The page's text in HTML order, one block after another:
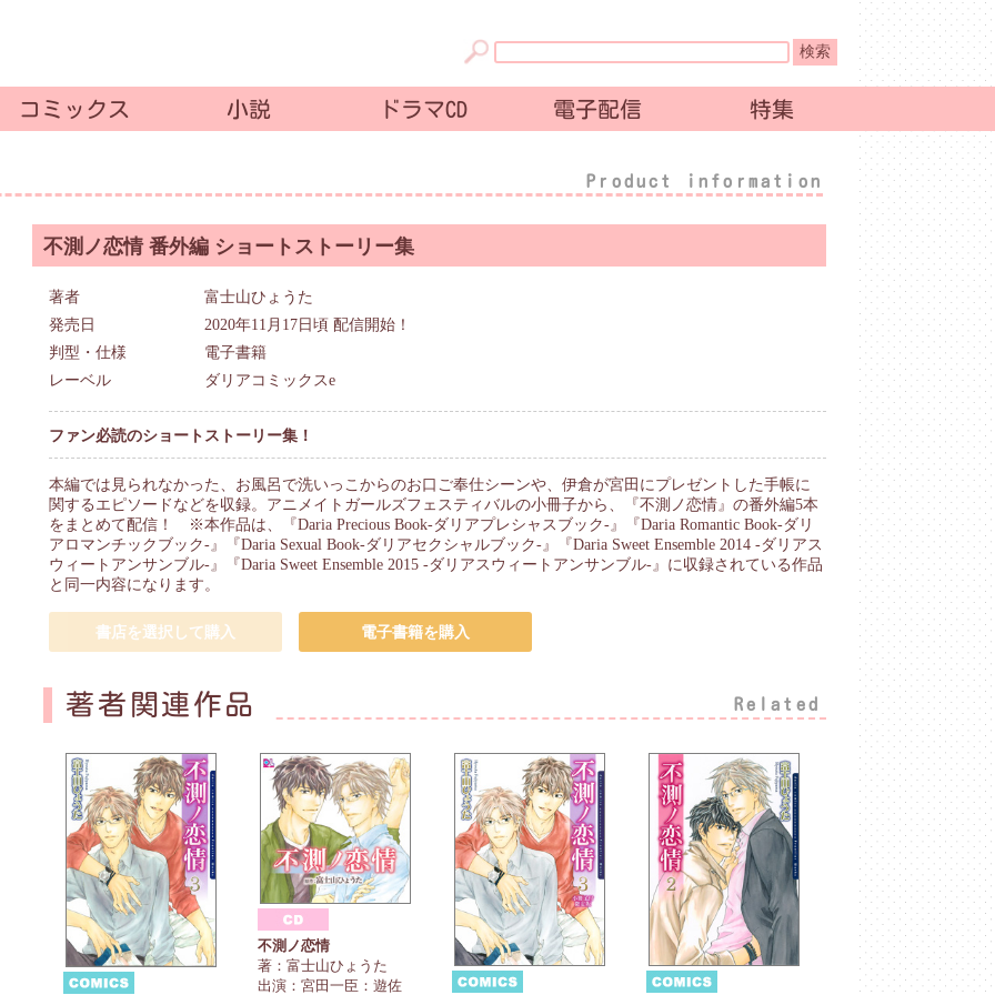
コミックス 小説 ドラマCD 電子配信 特集
Product information
不測ノ恋情 番外編 ショートストーリー集
著者
富士山ひょうた
発売日
2020年11月17日頃 配信開始！
判型・仕様
電子書籍
レーベル
ダリアコミックスe
ファン必読のショートストーリー集！
本編では見られなかった、お風呂で洗いっこからのお口ご奉仕シーンや、伊倉が宮田にプレゼントした手帳に
関するエピソードなどを収録。アニメイトガールズフェスティバルの小冊子から、『不測ノ恋情』の番外編5本
をまとめて配信！ ※本作品は、『Daria Precious Book-ダリアプレシャスブック-』『Daria Romantic Book-ダリ
アロマンチックブック-』『Daria Sexual Book-ダリアセクシャルブック-』『Daria Sweet Ensemble 2014 -ダリアス
ウィートアンサンブル-』『Daria Sweet Ensemble 2015 -ダリアスウィートアンサンブル-』に収録されている作品
と同一内容になります。
書店を選択して購入 電子書籍を購入
著者関連作品 Related
不測ノ恋情
著：富士山ひょうた
出演：宮田一臣：遊佐